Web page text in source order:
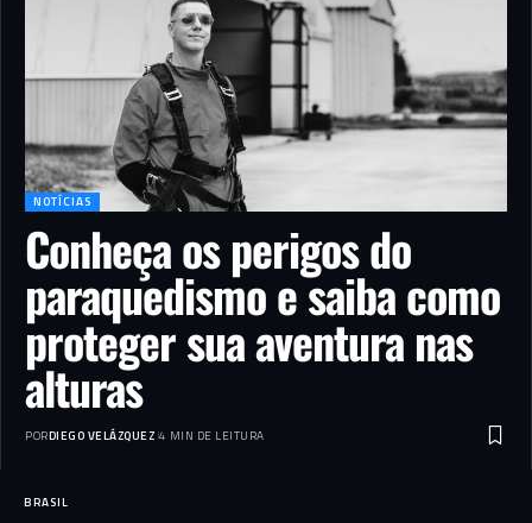
NOTÍCIAS
Conheça os perigos do
paraquedismo e saiba como
proteger sua aventura nas
alturas
PORDIEGO VELÁZQUEZ 4 MIN DE LEITURA
BRASIL